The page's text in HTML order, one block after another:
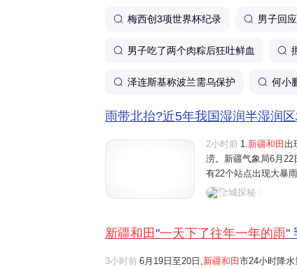
梅西创3项世界杯纪录 男子回
男子吃了两个肉粽后狂吐鲜血
泽连斯基称波兰需乌保护 何小
雨带北抬?近5年我国湿润半湿润
2小时前 1. 新疆和田出
涝。新疆气象局6月22
有22个站点出现大暴
水量达76.5毫米。而
全城探秘
新疆和田 "一天下了往年一年的雨"
3小时前 6月19日至20日, 新疆和田 市24小时降